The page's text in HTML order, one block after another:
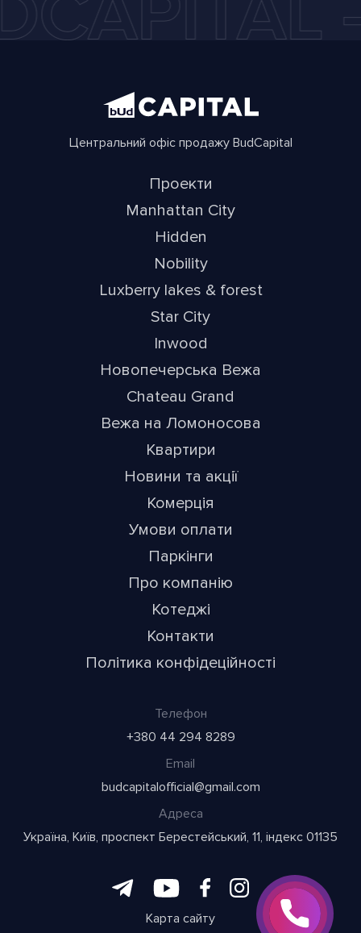
Центральний офіс продажу BudCapital
Карта сайту
Проекти
Manhattan City
Hidden
Nobility
Luxberry lakes & forest
Star City
Inwood
Новопечерська Вежа
Chateau Grand
Вежа на Ломоносова
Квартири
Новини та акції
Комерція
Умови оплати
Паркінги
Про компанію
Котеджі
Контакти
Політика конфідеційності
Телефон
+380 44 294 8289
Email
budcapitalofficial@gmail.com
Адреса
Україна, Київ, проспект Берестейський, 11, індекс 01135